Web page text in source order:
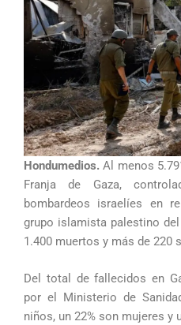
Hondumedios. Al menos
Franja de Gaza,
bombardeos israelíes en
grupo islamista palestino
1.400 muertos y más de 220
Del total de fallecidos en
por el Ministerio de
niños, un 22% son mujeres y